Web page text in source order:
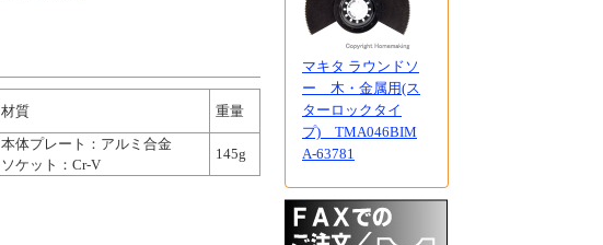
材質 重量
本体プレート：アルミ合金
ソケット：Cr-V
145g
マキタ ラウンドソ
ー 木・金属用(ス
ターロックタイ
プ) TMA046BIM
A-63781